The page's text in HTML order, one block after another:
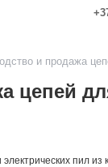
и продажа
цепей
пил